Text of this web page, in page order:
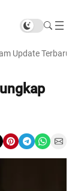
Update Terbaru
Share on Pinterest Share on Telegram Share on WhatsApp Share on Email